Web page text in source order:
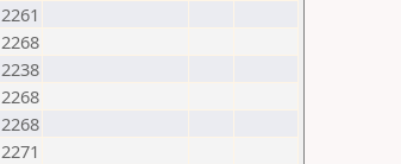
2261
2268
2238
2268
2268
2271